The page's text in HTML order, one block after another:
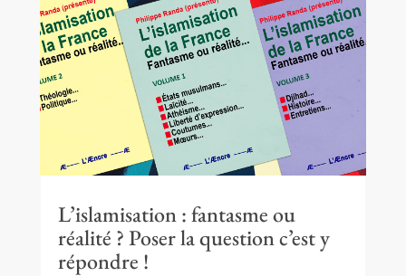
L’islamisation : fantasme ou
réalité ? Poser la question c’est y
répondre !